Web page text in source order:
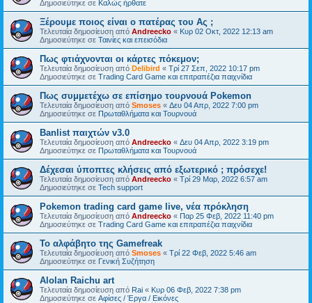
Δημοσιεύτηκε σε Kαλώς ήρθατε
Ξέρουμε ποιος είναι ο πατέρας του Ας ;
Τελευταία δημοσίευση από Andreecko « Κυρ 02 Οκτ, 2022 12:13 am
Δημοσιεύτηκε σε Ταινίες και επεισόδια
Πως φτιάχνονται οι κάρτες πόκεμον;
Τελευταία δημοσίευση από Delibird « Τρί 27 Σεπ, 2022 10:17 pm
Δημοσιεύτηκε σε Trading Card Game και επιτραπέζια παιχνίδια
Πως συμμετέχω σε επίσημο τουρνουά Pokemon
Τελευταία δημοσίευση από Smoses « Δευ 04 Απρ, 2022 7:00 pm
Δημοσιεύτηκε σε Πρωταθλήματα και Τουρνουά
Banlist παιχτών v3.0
Τελευταία δημοσίευση από Andreecko « Δευ 04 Απρ, 2022 3:19 pm
Δημοσιεύτηκε σε Πρωταθλήματα και Τουρνουά
Δέχεσαι ύποπτες κλήσεις από εξωτερικό ; πρόσεχε!
Τελευταία δημοσίευση από Andreecko « Τρί 29 Μαρ, 2022 6:57 am
Δημοσιεύτηκε σε Tech support
Pokemon trading card game live, νέα πρόκληση
Τελευταία δημοσίευση από Andreecko « Παρ 25 Φεβ, 2022 11:40 pm
Δημοσιεύτηκε σε Trading Card Game και επιτραπέζια παιχνίδια
Το αλφάβητο της Gamefreak
Τελευταία δημοσίευση από Smoses « Τρί 22 Φεβ, 2022 5:46 am
Δημοσιεύτηκε σε Γενική Συζήτηση
Alolan Raichu art
Τελευταία δημοσίευση από Rai « Κυρ 06 Φεβ, 2022 7:38 pm
Δημοσιεύτηκε σε Αφίσες / Έργα / Εικόνες